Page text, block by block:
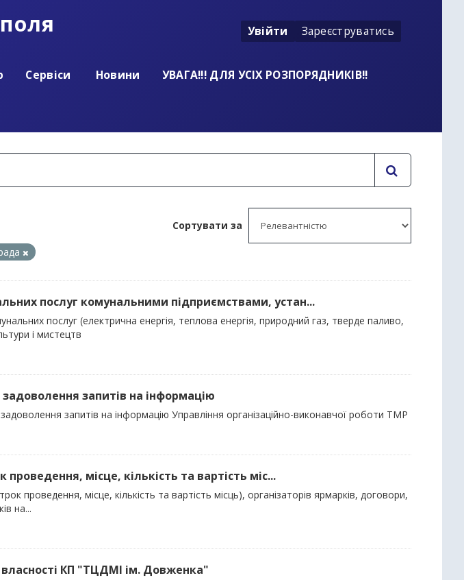
Увійти Зареєструватись
Сервіси Новини
УВАГА!!! ДЛЯ УСІХ РОЗПОРЯДНИКІВ!!
Сортувати за
послуг комунальними підприємствами, устан...
послуг (електрична енергія, теплова енергія, природний газ, тверде паливо,
і мистецтв
запитів на інформацію
запитів на інформацію Управління організаційно-виконавчої роботи ТМР
місце, кількість та вартість міс...
проведення, місце, кількість та вартість місць), організаторів ярмарків, договори,
на...
власності КП "ТЦДМІ ім. Довженка"